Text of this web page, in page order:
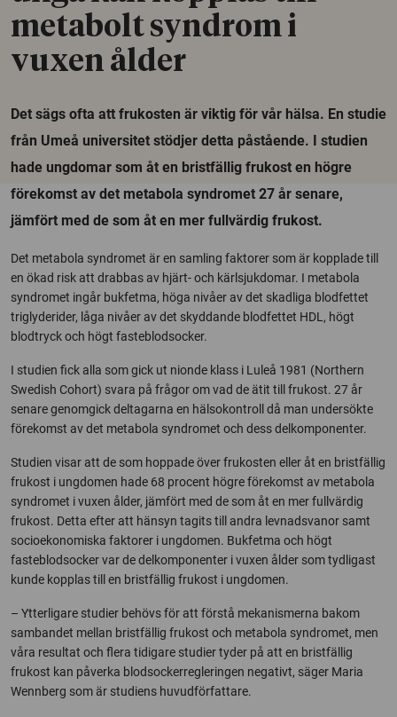
metabolt syndrom i
vuxen ålder
Det sägs ofta att frukosten är viktig för vår hälsa. En studie
från Umeå universitet stödjer detta påstående. I studien
hade ungdomar som åt en bristfällig frukost en högre
förekomst av det metabola syndromet 27 år senare,
jämfört med de som åt en mer fullvärdig frukost.
Det metabola syndromet är en samling faktorer som är kopplade till
en ökad risk att drabbas av hjärt- och kärlsjukdomar. I metabola
syndromet ingår bukfetma, höga nivåer av det skadliga blodfettet
triglyderider, låga nivåer av det skyddande blodfettet HDL, högt
blodtryck och högt fasteblodsocker.
I studien fick alla som gick ut nionde klass i Luleå 1981 (Northern
Swedish Cohort) svara på frågor om vad de ätit till frukost. 27 år
senare genomgick deltagarna en hälsokontroll då man undersökte
förekomst av det metabola syndromet och dess delkomponenter.
Studien visar att de som hoppade över frukosten eller åt en bristfällig
frukost i ungdomen hade 68 procent högre förekomst av metabola
syndromet i vuxen ålder, jämfört med de som åt en mer fullvärdig
frukost. Detta efter att hänsyn tagits till andra levnadsvanor samt
socioekonomiska faktorer i ungdomen. Bukfetma och högt
fasteblodsocker var de delkomponenter i vuxen ålder som tydligast
kunde kopplas till en bristfällig frukost i ungdomen.
– Ytterligare studier behövs för att förstå mekanismerna bakom
sambandet mellan bristfällig frukost och metabola syndromet, men
våra resultat och flera tidigare studier tyder på att en bristfällig
frukost kan påverka blodsockerregleringen negativt, säger Maria
Wennberg som är studiens huvudförfattare.